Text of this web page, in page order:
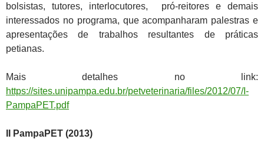
bolsistas, tutores, interlocutores, pró-reitores e demais
interessados no programa, que acompanharam palestras e
apresentações de trabalhos resultantes de práticas
petianas.
Mais detalhes no link:
https://sites.unipampa.edu.br/petveterinaria/files/2012/07/I-
PampaPET.pdf
II PampaPET (2013)